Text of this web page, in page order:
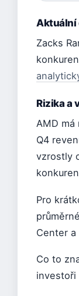
Aktuální
Zacks
Rizika a
AMD
Q4
vzrostly
Pro
Center
Co to
investoři